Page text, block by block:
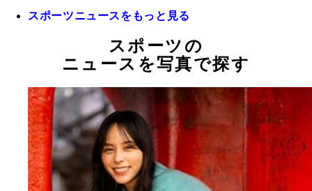
スポーツニュースをもっと見る
スポーツの
ニュースを写真で探す